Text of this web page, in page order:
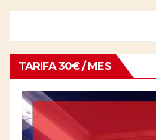
TARIFA 30€ / MES